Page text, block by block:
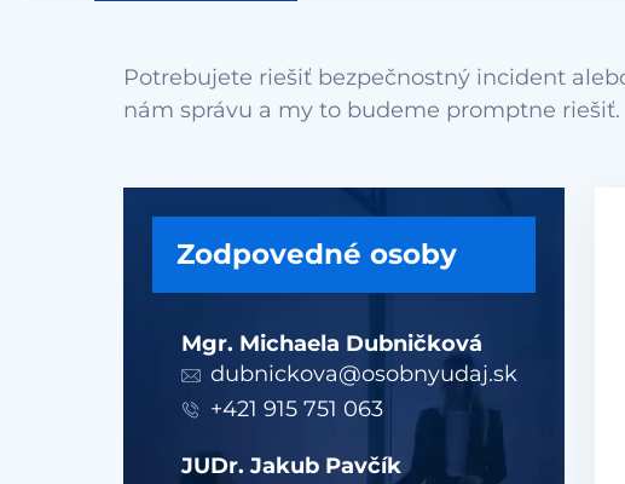
Potrebujete riešiť bezpečnostný incident
Zodpovedné osoby
Mgr. Michaela Dubničková
dubnickova@osobnyudaj.sk
+421 915 751 063
JUDr. Jakub Pavčík